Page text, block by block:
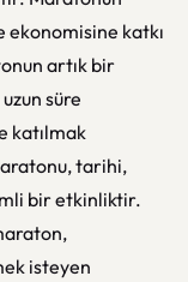
katkı
artık bir
süre
katılmak
tarihi,
bir etkinliktir.
isteyen